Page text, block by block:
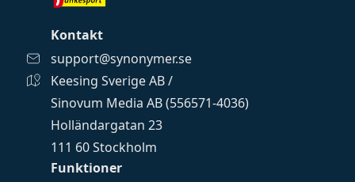
Funktioner
Kontakt
support@synonymer.se
Keesing Sverige AB /
Sinovum Media AB (556571-4036)
Holländargatan 23
111 60 Stockholm